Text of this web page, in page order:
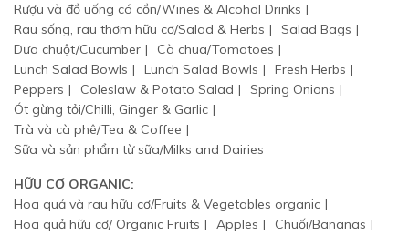
Rượu và đồ uống có cồn/Wines & Alcohol Drinks
Rau sống, rau thơm hữu cơ/Salad & Herbs
Salad Bags
Dưa chuột/Cucumber
Cà chua/Tomatoes
Lunch Salad Bowls
Lunch Salad Bowls
Fresh Herbs
Peppers
Coleslaw & Potato Salad
Spring Onions
Ót gừng tỏi/Chilli, Ginger & Garlic
Trà và cà phê/Tea & Coffee
Sữa và sản phẩm từ sữa/Milks and Dairies
HỮU CƠ ORGANIC:
Hoa quả và rau hữu cơ/Fruits & Vegetables organic
Hoa quả hữu cơ/ Organic Fruits
Apples
Chuối/Bananas